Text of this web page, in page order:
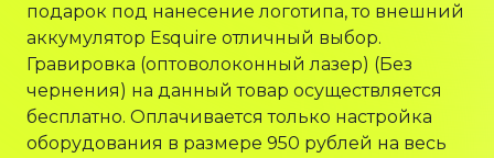
подарок под нанесение логотипа, то внешний
аккумулятор Esquire отличный выбор.
Гравировка (оптоволоконный лазер) (Без
чернения) на данный товар осуществляется
бесплатно. Оплачивается только настройка
оборудования в размере 950 рублей на весь